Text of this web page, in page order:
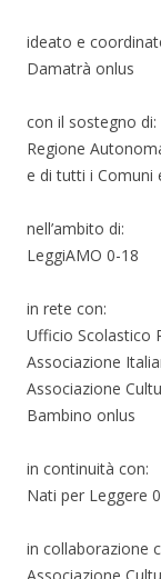
ideato e
Damatrà onlus
con il sostegno di:
Regione
e di tutti i Comuni
nell’ambito di:
LeggiAMO 0-18
in rete con:
Ufficio Scolastico
Associazione
Associazione
Bambino onlus
in continuità con:
Nati per Leggere
in collaborazione